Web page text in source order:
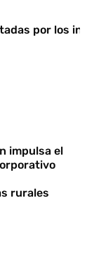
por los
impulsa el
rurales